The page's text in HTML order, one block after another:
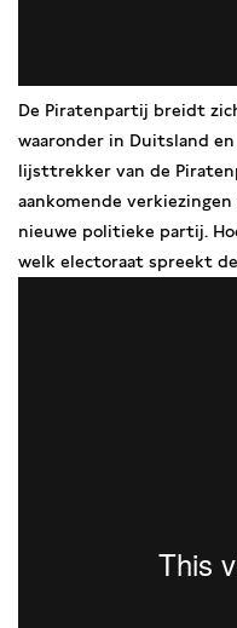
De Piratenpartij breidt
waaronder in Duitsland
lijsttrekker van de
aankomende
nieuwe politieke partij.
welk electoraat spreekt